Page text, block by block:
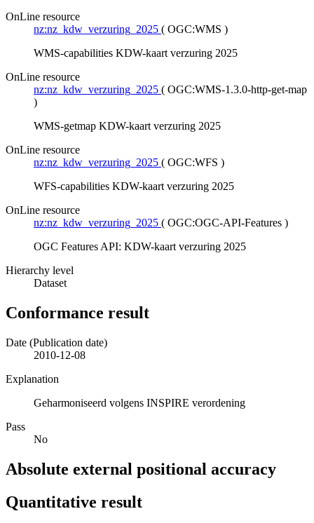
OnLine resource
nz:nz_kdw_verzuring_2025 ( OGC:WMS )
WMS-capabilities KDW-kaart verzuring 2025
OnLine resource
nz:nz_kdw_verzuring_2025 ( OGC:WMS-1.3.0-http-get-map
)
WMS-getmap KDW-kaart verzuring 2025
OnLine resource
nz:nz_kdw_verzuring_2025 ( OGC:WFS )
WFS-capabilities KDW-kaart verzuring 2025
OnLine resource
nz:nz_kdw_verzuring_2025 ( OGC:OGC-API-Features )
OGC Features API: KDW-kaart verzuring 2025
Hierarchy level
Dataset
Conformance result
Date (Publication date)
2010-12-08
Explanation
Geharmoniseerd volgens INSPIRE verordening
Pass
No
Absolute external positional accuracy
Quantitative result